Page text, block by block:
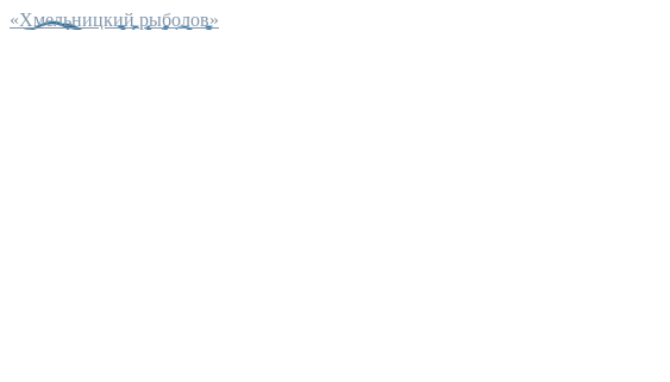
«Хмельницкий рыболов»